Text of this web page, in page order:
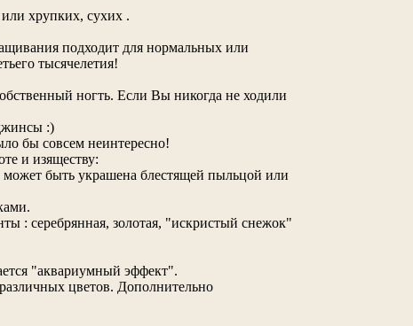
хрупких, сухих .
подходит для нормальных или
тысячелетия!
ногть. Если Вы никогда не ходили
:)
бы совсем неинтересно!
и изяществу:
быть украшена блестящей пыльцой или
: серебрянная, золотая, "искристый снежок"
"аквариумный эффект".
цветов. Дополнительно